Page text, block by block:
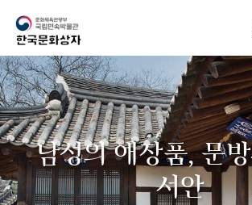
남성의 애장품, 문
서안